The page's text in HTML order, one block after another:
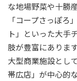
な地場野菜や十勝
「コープさっぽろ
ト」といった大手
肢が豊富にあります
大型商業施設とし
帯広店」が中心的